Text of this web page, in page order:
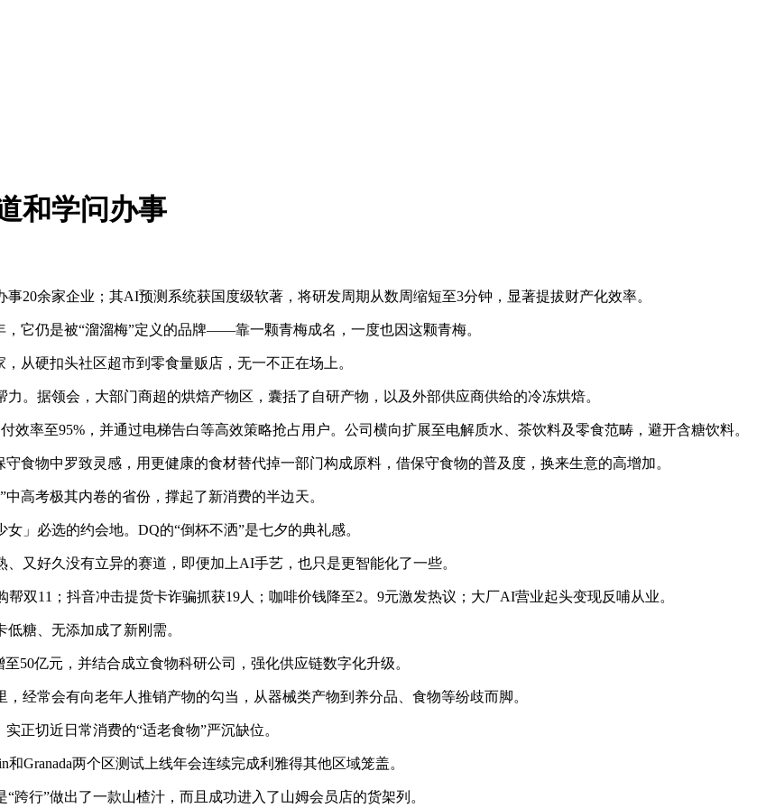
和学问办事
余家企业；其AI预测系统获国度级软著，将研发周期从数周缩短至3分钟，显著提拔财产化效率。
仍是被“溜溜梅”定义的品牌——靠一颗青梅成名，一度也因这颗青梅。
硬扣头社区超市到零食量贩店，无一不正在场上。
据领会，大部门商超的烘焙产物区，囊括了自研产物，以及外部供应商供给的冷冻烘焙。
至95%，并通过电梯告白等高效策略抢占用户。公司横向扩展至电解质水、茶饮料及零食范畴，避开含糖饮料。
物中罗致灵感，用更健康的食材替代掉一部门构成原料，借保守食物的普及度，换来生意的高增加。
考极其内卷的省份，撑起了新消费的半边天。
必选的约会地。DQ的“倒杯不洒”是七夕的典礼感。
好久没有立异的赛道，即便加上AI手艺，也只是更智能化了一些。
11；抖音冲击提货卡诈骗抓获19人；咖啡价钱降至2。9元激发热议；大厂AI营业起头变现反哺从业。
糖、无添加成了新刚需。
亿元，并结合成立食物科研公司，强化供应链数字化升级。
常会有向老年人推销产物的勾当，从器械类产物到养分品、食物等纷歧而脚。
切近日常消费的“适老食物”严沉缺位。
两个区测试上线年会连续完成利雅得其他区域笼盖。
行”做出了一款山楂汁，而且成功进入了山姆会员店的货架列。